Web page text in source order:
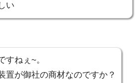
い
すねぇ~。
置が御社の商材なのですか？